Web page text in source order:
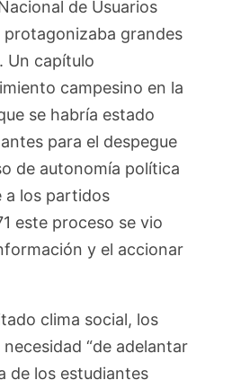
de Usuarios
protagonizaba grandes
Un capítulo
campesino en la
se habría estado
para el despegue
de autonomía política
los partidos
este proceso se vio
y el accionar
clima social, los
“de adelantar
de los estudiantes